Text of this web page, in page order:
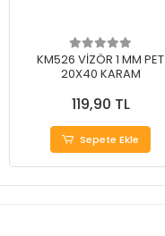
KM526 VİZÖR 1 MM PET
20X40 KARAM
119,90 TL
Sepete Ekle